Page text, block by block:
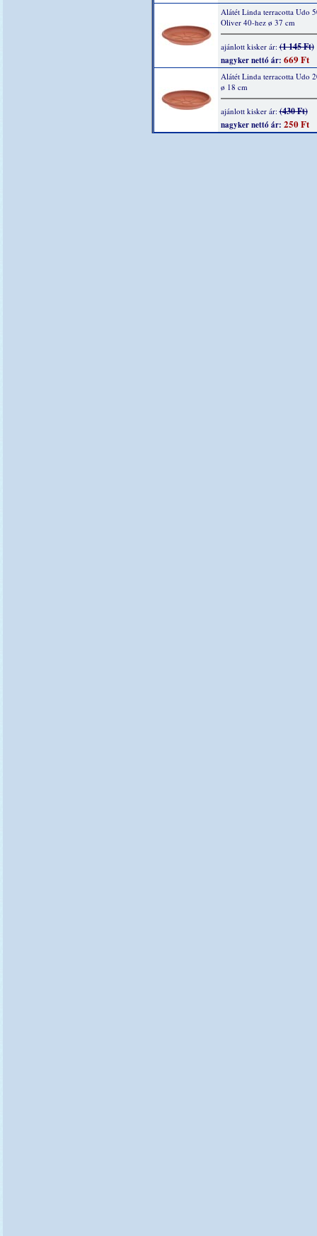
Alátét Linda terracotta Udo
Oliver 40-hez ø 37 cm
ajánlott kisker ár:(1 145 Ft)
nagyker nettó ár: 669 Ft
Alátét Linda terracotta Udo
ø 18 cm
ajánlott kisker ár:(430 Ft)
nagyker nettó ár: 250 Ft